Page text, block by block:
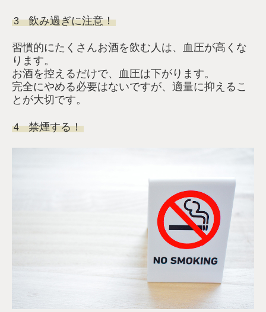
3飲み過ぎに注意！
習慣的にたくさんお酒を飲む人は、血圧が高くな
ります。
お酒を控えるだけで、血圧は下がります。
完全にやめる必要はないですが、適量に抑えるこ
とが大切です。
4禁煙する！